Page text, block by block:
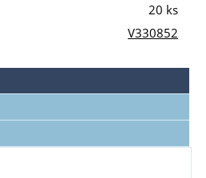
20 ks
V330852